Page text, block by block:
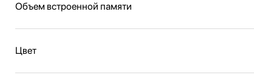
Объем встроенной памяти
Цвет